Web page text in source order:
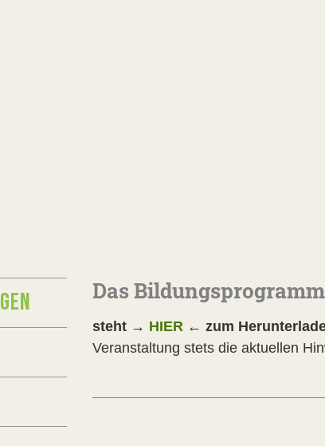
Das
steht → HIER ← zum
Veranstaltung stets die aktuellen